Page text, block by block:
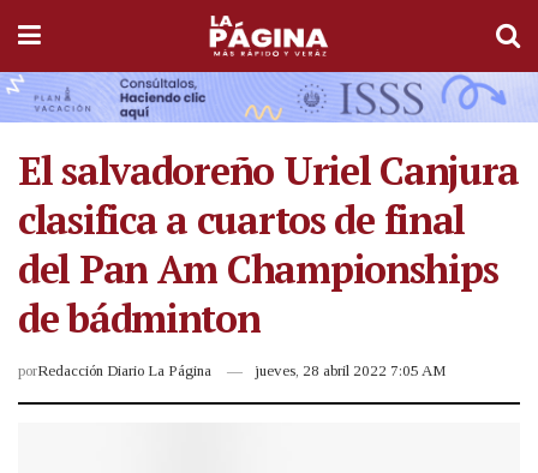
El salvadoreño Uriel Canjura
clasifica a cuartos de final
del Pan Am Championships
de bádminton
porRedacción Diario La Página jueves, 28 abril 2022 7:05 AM